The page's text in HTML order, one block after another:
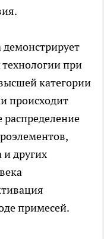
демонстрирует
при
категории
происходит
других
примесей.